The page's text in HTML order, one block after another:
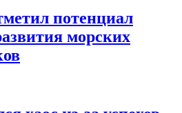
потенциал
морских